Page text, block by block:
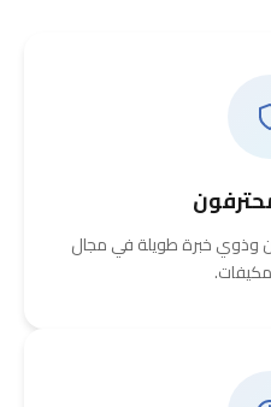
وذوي خبرة طويلة في مجال